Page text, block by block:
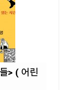
> ( 어린